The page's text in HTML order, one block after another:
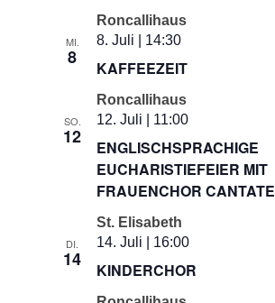
Roncallihaus
MI.
8 KAFFEEZEIT
8. Juli | 14:30
Roncallihaus
SO.
12
ENGLISCHSPRACHIGE
EUCHARISTIEFEIER MIT
FRAUENCHOR CANTATE
12. Juli | 11:00
St. Elisabeth
DI.
14 KINDERCHOR
14. Juli | 16:00